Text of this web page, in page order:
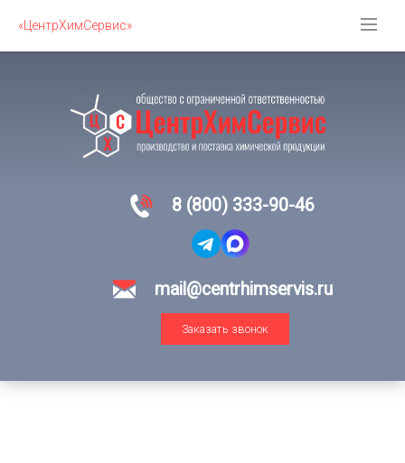
«ЦентрХимСервис»
8 (800) 333-90-46
mail@centrhimservis.ru
Заказать звонок